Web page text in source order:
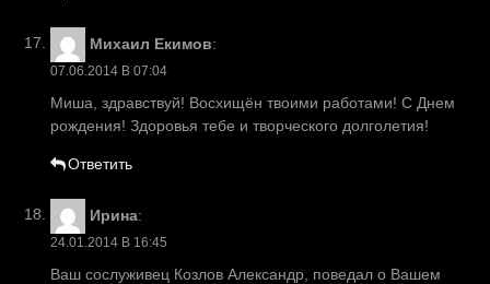
Михаил Екимов:
07.06.2014 В 07:04
Миша, здравствуй! Восхищён твоими работами! С Днем
рождения! Здоровья тебе и творческого долголетия!
Ответить
Ирина:
24.01.2014 В 16:45
Ваш сослуживец Козлов Александр, поведал о Вашем